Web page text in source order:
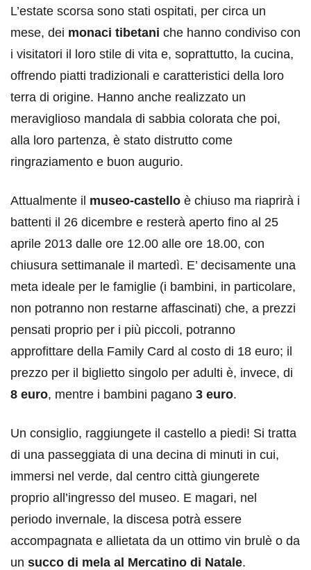
L’estate scorsa sono stati ospitati, per circa un
mese, dei monaci tibetani che hanno condiviso con
i visitatori il loro stile di vita e, soprattutto, la cucina,
offrendo piatti tradizionali e caratteristici della loro
terra di origine. Hanno anche realizzato un
meraviglioso mandala di sabbia colorata che poi,
alla loro partenza, è stato distrutto come
ringraziamento e buon augurio.
Attualmente il museo-castello è chiuso ma riaprirà i
battenti il 26 dicembre e resterà aperto fino al 25
aprile 2013 dalle ore 12.00 alle ore 18.00, con
chiusura settimanale il martedì. E’ decisamente una
meta ideale per le famiglie (i bambini, in particolare,
non potranno non restarne affascinati) che, a prezzi
pensati proprio per i più piccoli, potranno
approfittare della Family Card al costo di 18 euro; il
prezzo per il biglietto singolo per adulti è, invece, di
8 euro, mentre i bambini pagano 3 euro.
Un consiglio, raggiungete il castello a piedi! Si tratta
di una passeggiata di una decina di minuti in cui,
immersi nel verde, dal centro città giungerete
proprio all’ingresso del museo. E magari, nel
periodo invernale, la discesa potrà essere
accompagnata e allietata da un ottimo vin brulè o da
un succo di mela al Mercatino di Natale.